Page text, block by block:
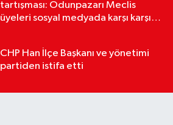
tartışması: Odunpazarı Meclis
üyeleri sosyal medyada karşı karşıya
CHP Han İlçe Başkanı ve yönetimi
partiden istifa etti